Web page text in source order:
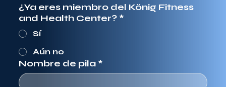
¿Ya eres miembro del König Fitness
and Health Center? *
Sí
Aún no
Nombre de pila *